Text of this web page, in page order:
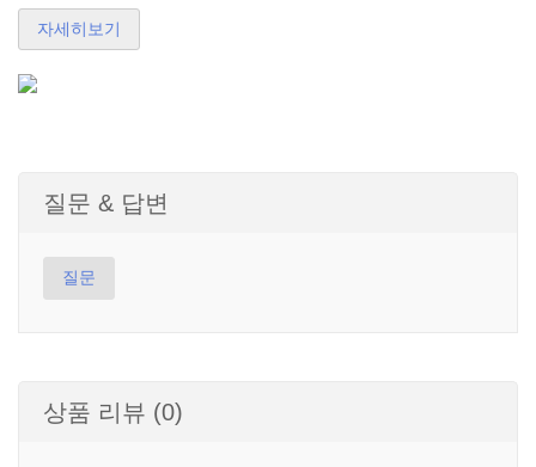
자세히보기
질문 & 답변
질문
상품 리뷰 (0)